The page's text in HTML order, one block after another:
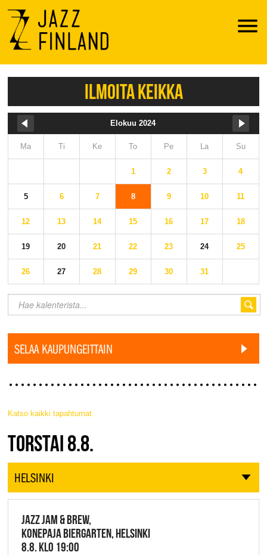
Menu
ILMOITA KEIKKA
Elokuu 2024
Ma Ti Ke To Pe La Su
1 2 3 4
5 6 7 8 9 10 11
12 13 14 15 16 17 18
19 20 21 22 23 24 25
26 27 28 29 30 31
SELAA KAUPUNGEITTAIN
Katso kaikki tapahtumat
JAZZ FINLAND LIVE
TORSTAI 8.8.
HELSINKI
JAZZ JAM & BREW,
KONEPAJA BIERGARTEN, HELSINKI
8.8. KLO 19:00